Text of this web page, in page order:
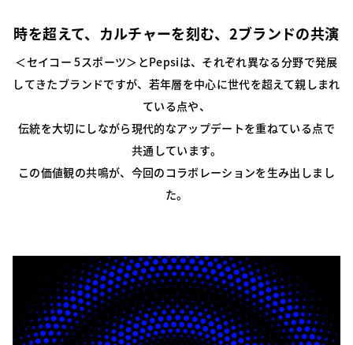
時を超えて、カルチャーを刻む、2ブランドの共演
＜セイコー 5スポーツ＞とPepsiは、それぞれ異なる分野で発展
してきたブランドですが、若年層を中心に世代を超えて親しまれ
ている点や、
伝統を大切にしながら現代的なアップデートを重ねている点で
共通しています。
この価値観の共鳴が、今回のコラボレーションを生み出しまし
た。